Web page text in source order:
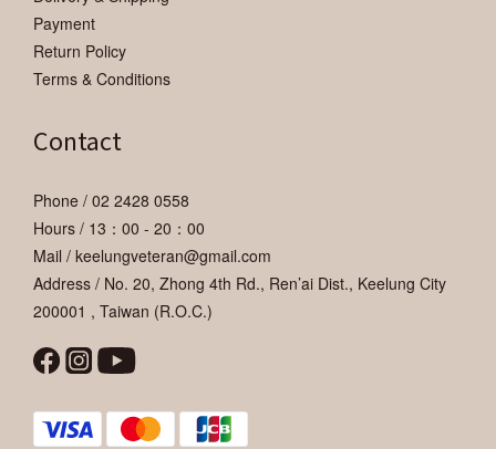
Payment
Return Policy
Terms & Conditions
Contact
Phone / 02 2428 0558
Hours / 13：00 - 20：00
Mail / keelungveteran@gmail.com
Address / No. 20, Zhong 4th Rd., Ren’ai Dist., Keelung City
200001 , Taiwan (R.O.C.)